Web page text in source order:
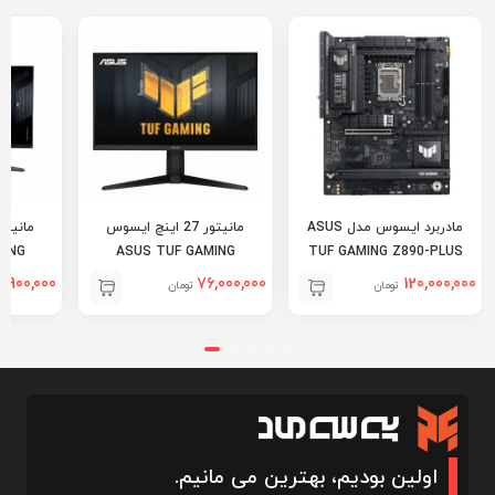
مادربرد ایسوس مدل ASUS
TUF GAMING Z890-PLUS
120,000,000 تومان
مانیتور 27 اینچ ایسوس
ASUS TUF GAMING
VG27AQL5A76,000,000 تومان
اولین بودیم، بهترین می مانیم.